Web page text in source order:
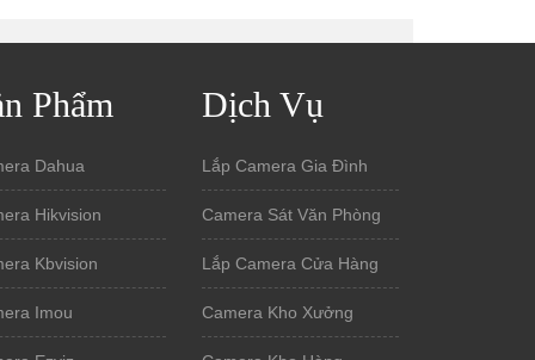
Phẩm
Dahua
Hikvision
Kbvision
Imou
Dịch Vụ
Lắp Camera Gia Đình
Camera Sát Văn Phòng
Lắp Camera Cửa Hàng
Camera Kho Xưởng